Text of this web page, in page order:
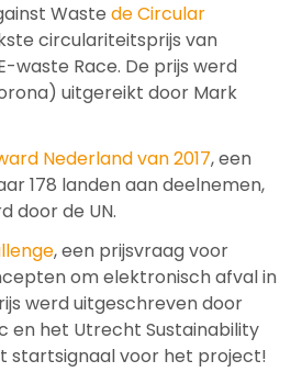
Waste de Circular
circulariteitsprijs van
waste Race. De prijs werd
uitgereikt door Mark
Nederland van 2017, een
178 landen aan deelnemen,
door de UN.
, een prijsvraag voor
om elektronisch afval in
werd uitgeschreven door
en het Utrecht Sustainability
startsignaal voor het project!